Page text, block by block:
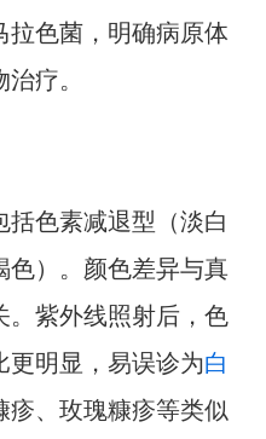
拉色菌，明确病原体
疗。
色素减退型（淡白
色）。颜色差异与真
。紫外线照射后，色
更明显，易误诊为白
疹、玫瑰糠疹等类似